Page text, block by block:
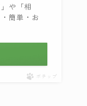
や「相
簡単・お
ポチップ